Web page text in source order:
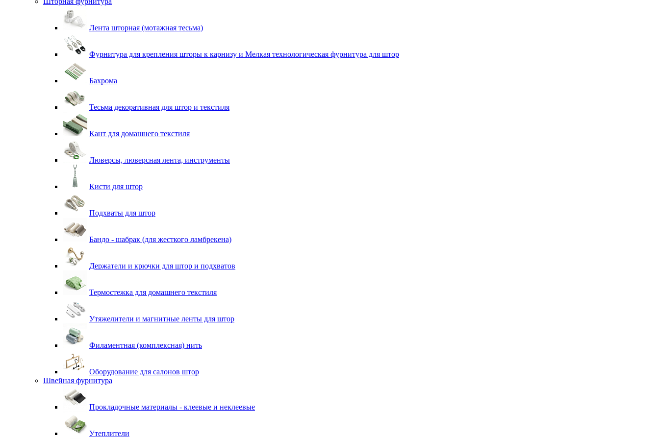
Лента шторная (мотажная тесьма)
Фурнитура для крепления шторы к карнизу и Мелкая технологическая фурнитура для штор
Бахрома
Тесьма декоративная для штор и текстиля
Кант для домашнего текстиля
Люверсы, люверсная лента, инструменты
Кисти для штор
Подхваты для штор
Бандо - шабрак (для жесткого ламбрекена)
Держатели и крючки для штор и подхватов
Термостежка для домашнего текстиля
Утяжелители и магнитные ленты для штор
Филаментная (комплексная) нить
Оборудование для салонов штор
Швейная фурнитура
Прокладочные материалы - клеевые и неклеевые
Утеплители